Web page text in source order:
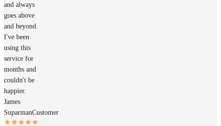
and always
goes above
and beyond.
I've been
using this
service for
months and
couldn't be
happier.
James
SuparmanCustomer